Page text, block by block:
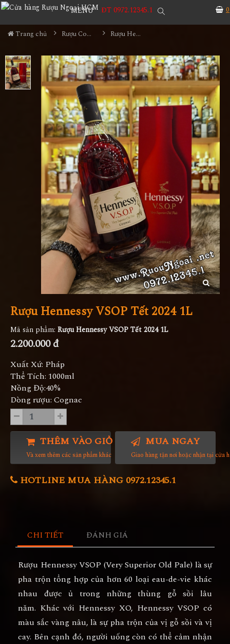
0
MENU ĐT 0972.12345.1
Trang chủ Rượu Cognac Rượu Hennessy VSOP Tết 2024 1L
Rượu Hennessy VSOP Tết 2024 1L
Mã sản phẩm: Rượu Hennessy VSOP Tết 2024 1L
2.200.000 đ
Xuất Xứ: Pháp
Thể Tích: 1000ml
Nồng Độ:40%
Dòng rượu: Cognac
THÊM VÀO GIỎ HÀNG
Và xem thêm các sản phẩm khác
MUA NGAY
Giao hàng tận nơi hoặc nhận tại cửa
HOTLINE MUA HÀNG 0972.12345.1
CHI TIẾT ĐÁNH GIÁ
Rượu Hennessy VSOP (Very Superior Old Pale) là sự
pha trộn tổng hợp của hơn 60 loại eau-de-vie khác
nhau được ủ trong những thùng gỗ sồi lâu
năm. Khác với Hennessy XO, Hennessy VSOP có
màu sắc vàng nâu, là sự pha trộn của vị gỗ sồi và vị
cay. Bên cạnh đó, người uống còn có thể cảm nhận